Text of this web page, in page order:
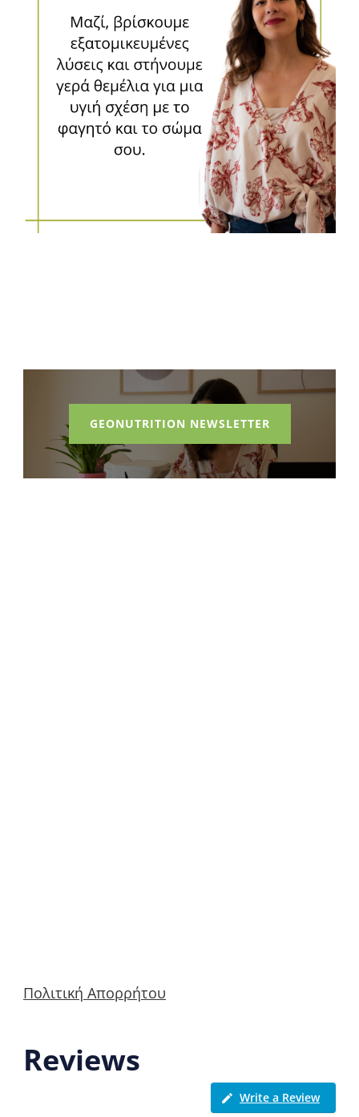
GEONUTRITION NEWSLETTER
Πολιτική Απορρήτου
Reviews
Write a Review